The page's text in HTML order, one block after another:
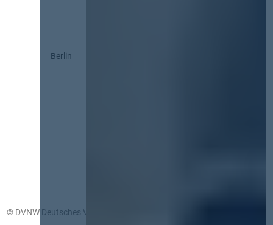
Berlin
© DVNW Deutsches Vergabenetzwerk GmbH